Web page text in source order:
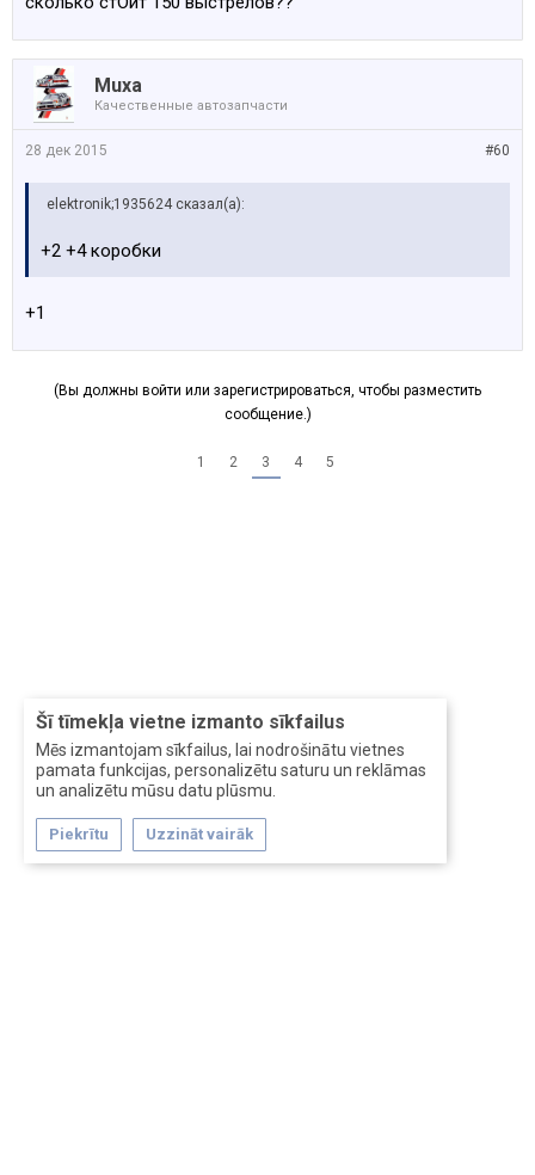
Šī tīmekļa vietne izmanto sīkfailus
Mēs izmantojam sīkfailus, lai nodrošinātu vietnes
pamata funkcijas, personalizētu saturu un reklāmas
un analizētu mūsu datu plūsmu.
Piekrītu Uzzināt vairāk
Muxa
Качественные автозапчасти
#60
28 дек 2015
elektronik;1935624 сказал(а):
+2 +4 коробки
+1
(Вы должны войти или зарегистрироваться, чтобы разместить
сообщение.)
1 2 3 4 5